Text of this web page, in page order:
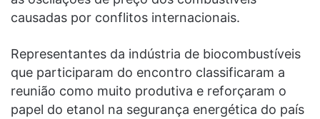
causadas por conflitos internacionais.
Representantes da indústria de biocombustíveis
que participaram do encontro classificaram a
reunião como muito produtiva e reforçaram o
papel do etanol na segurança energética do país